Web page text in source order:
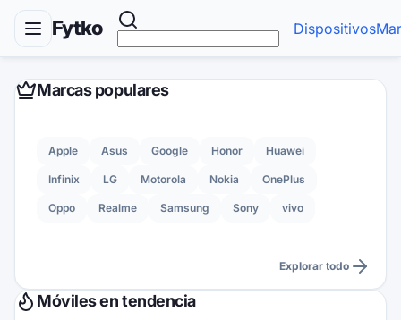
Fytko Dispositivos
Marcas populares
Apple Asus Google Honor Huawei
Infinix LG Motorola Nokia OnePlus
Oppo Realme Samsung Sony vivo
Explorar todo
Móviles en tendencia